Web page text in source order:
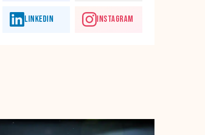
LINKEDIN INSTAGRAM